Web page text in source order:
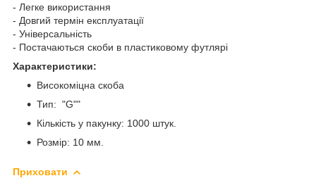
- Легке використання
- Довгий термін експлуатації
- Універсальність
- Постачаються скоби в пластиковому футлярі
Характеристики:
Високоміцна скоба
Тип: "G""
Кількість у пакунку: 1000 штук.
Розмір: 10 мм.
Приховати